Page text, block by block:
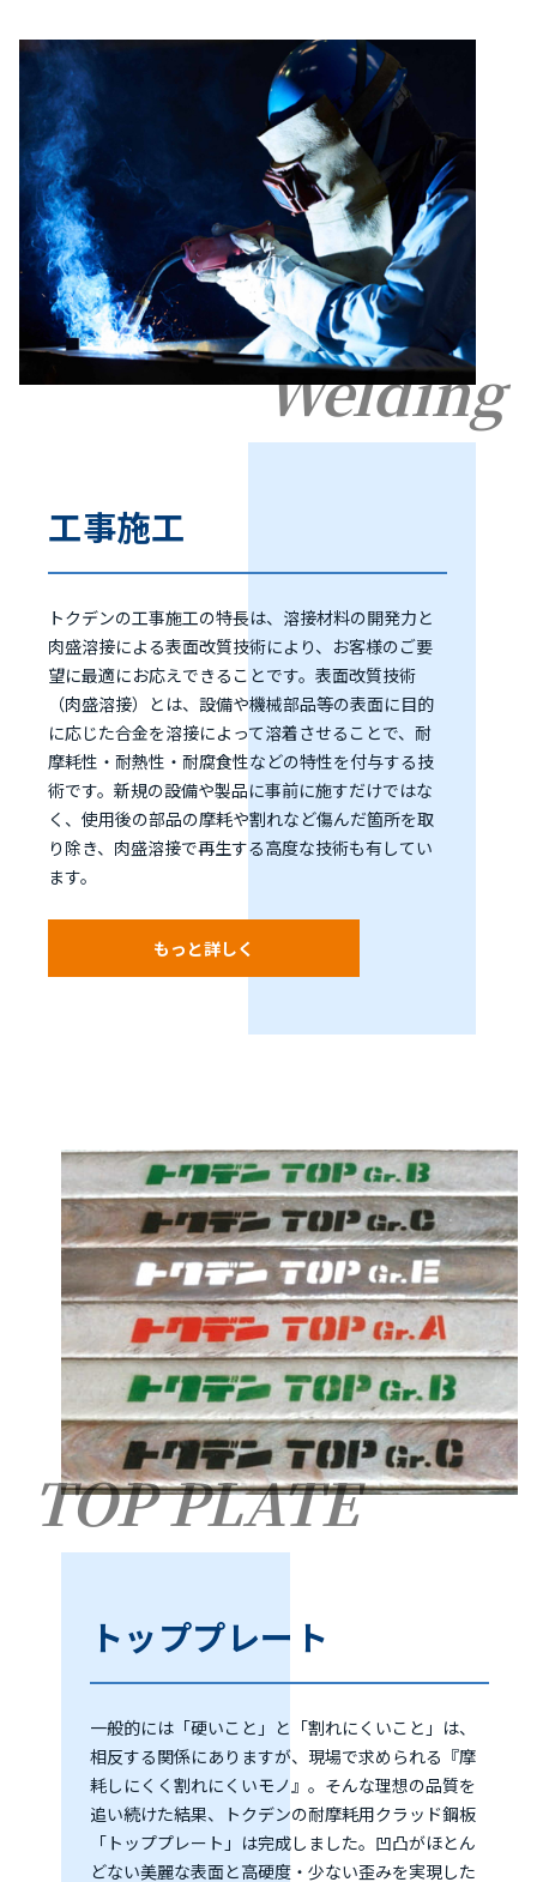
Welding
工事施工
トクデンの工事施工の特長は、溶接材料の開発力と
肉盛溶接による表面改質技術により、お客様のご要
望に最適にお応えできることです。表面改質技術
（肉盛溶接）とは、設備や機械部品等の表面に目的
に応じた合金を溶接によって溶着させることで、耐
摩耗性・耐熱性・耐腐食性などの特性を付与する技
術です。新規の設備や製品に事前に施すだけではな
く、使用後の部品の摩耗や割れなど傷んだ箇所を取
り除き、肉盛溶接で再生する高度な技術も有してい
ます。
もっと詳しく
TOP PLATE
トッププレート
一般的には「硬いこと」と「割れにくいこと」は、
相反する関係にありますが、現場で求められる『摩
耗しにくく割れにくいモノ』。そんな理想の品質を
追い続けた結果、トクデンの耐摩耗用クラッド鋼板
「トッププレート」は完成しました。凹凸がほとん
どない美麗な表面と高硬度・少ない歪みを実現した